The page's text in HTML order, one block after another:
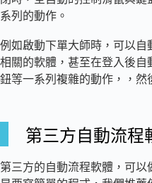
系列的動作。
例如啟動下單大師時，可以自
相關的軟體，甚至在登入後
鈕等一系列複雜的動作，，然
第三方自動流程
第三方的自動流程軟體，可